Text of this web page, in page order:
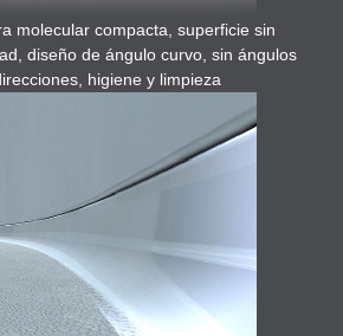
molecular compacta, superficie sin
diseño de ángulo curvo, sin ángulos
higiene y limpieza